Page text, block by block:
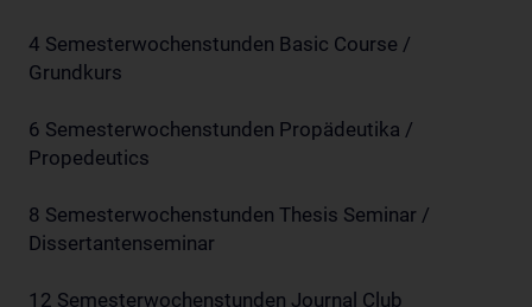
4 Semesterwochenstunden Basic Course /
Grundkurs
6 Semesterwochenstunden Propädeutika /
Propedeutics
8 Semesterwochenstunden Thesis Seminar /
Dissertantenseminar
12 Semesterwochenstunden Journal Club